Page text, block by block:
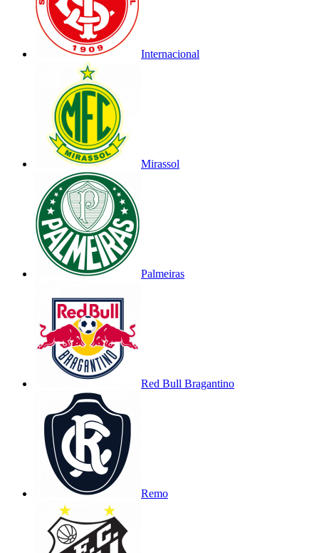
Internacional
Mirassol
Palmeiras
Red Bull Bragantino
Remo